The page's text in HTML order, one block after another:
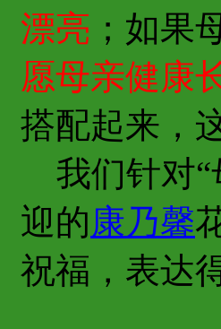
漂亮 ；如果
愿母亲健康
搭配起来，
我们针对“
迎的康乃馨
祝福，表达